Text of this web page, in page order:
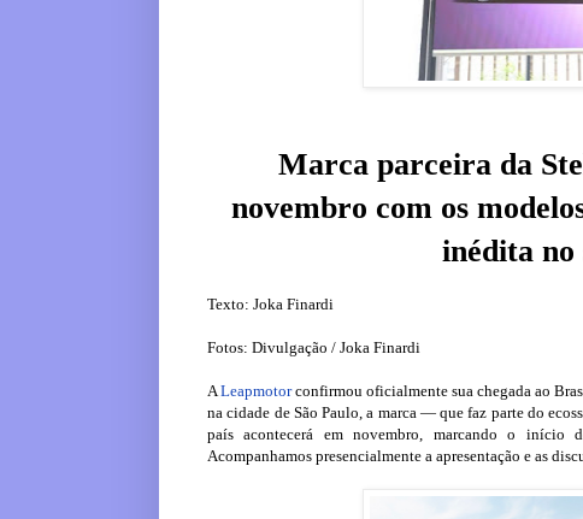
Marca parceira da
novembro com os
inédita no
Texto: Joka Finardi
Fotos: Divulgação / Joka Finardi
ALeapmotorconfirmou oficialmente sua chegada ao
na cidade de São Paulo, a marca — que faz parte do
país acontecerá em novembro, marcando o início
Acompanhamos presencialmente a apresentação e as